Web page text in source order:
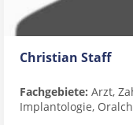
Christian Staff
Fachgebiete: Arzt,
Implantologie,